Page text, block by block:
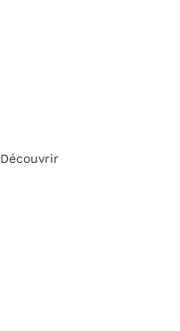
Découvrir